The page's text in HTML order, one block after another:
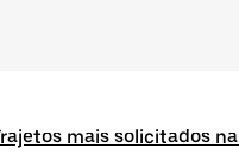
mais solicitados